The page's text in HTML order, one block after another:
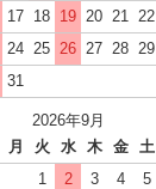
17 18 19 20 21 22
24 25 26 27 28 29
31
2026年9月
月 火 水 木 金
土
1
2 3 4
5